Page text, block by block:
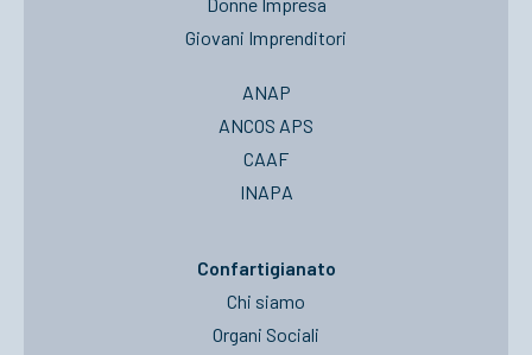
Giovani Imprenditori
ANAP
ANCOS APS
CAAF
INAPA
Confartigianato
Chi siamo
Organi Sociali